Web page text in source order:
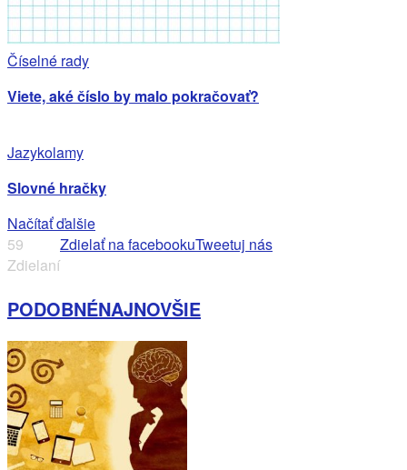
Číselné rady
Viete, aké číslo by malo pokračovať?
Jazykolamy
Slovné hračky
Načítať ďalšie
59
Zdielaní
Zdielať na facebookuTweetuj nás
PODOBNÉNAJNOVŠIE